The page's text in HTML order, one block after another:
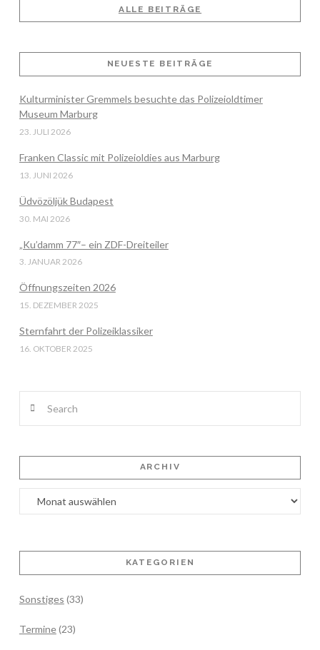
VIEW POST
ALLE BEITRÄGE
NEUESTE BEITRÄGE
Kulturminister Gremmels besuchte das Polizeioldtimer
Museum Marburg
23. JULI 2026
Franken Classic mit Polizeioldies aus Marburg
13. JUNI 2026
Üdvözöljük Budapest
30. MAI 2026
„Ku’damm 77″– ein ZDF-Dreiteiler
3. JANUAR 2026
Öffnungszeiten 2026
15. DEZEMBER 2025
Sternfahrt der Polizeiklassiker
16. OKTOBER 2025
ARCHIV
Archiv
KATEGORIEN
Sonstiges (33)
Termine(23)